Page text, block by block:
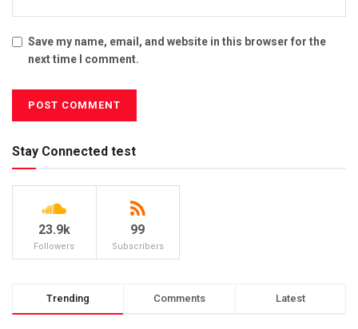
Save my name, email, and website in this browser for the
next time I comment.
Stay Connected test
23.9k
Followers
99
Subscribers
Trending Comments Latest